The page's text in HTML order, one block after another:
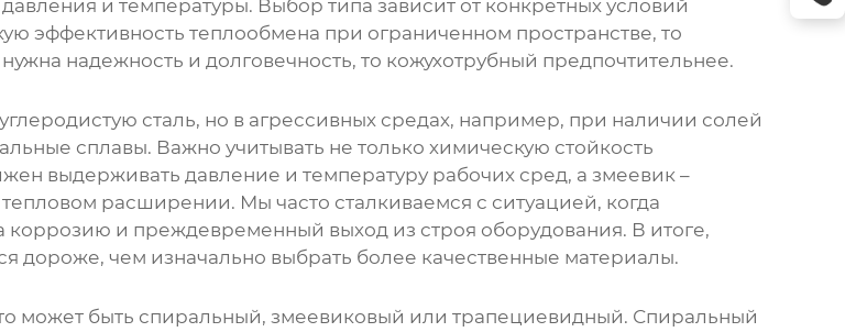
и температуры. Выбор типа зависит от конкретных условий
эффективность теплообмена при ограниченном пространстве, то
надежность и долговечность, то кожухотрубный предпочтительнее.
сталь, но в агрессивных средах, например, при наличии солей
сплавы. Важно учитывать не только химическую стойкость
выдерживать давление и температуру рабочих сред, а змеевик –
расширении. Мы часто сталкиваемся с ситуацией, когда
коррозию и преждевременный выход из строя оборудования. В итоге,
дороже, чем изначально выбрать более качественные материалы.
может быть спиральный, змеевиковый или трапециевидный. Спиральный